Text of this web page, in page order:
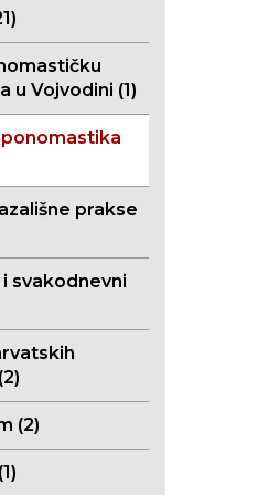
u Vojvodini (1)
prakse
svakodnevni
(2)